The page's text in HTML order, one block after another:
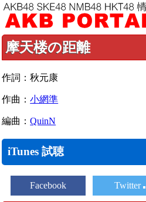
摩天楼の距離
作詞：秋元康
作曲：小網準
編曲：QuinN
iTunes 試聴
Facebook Twitter